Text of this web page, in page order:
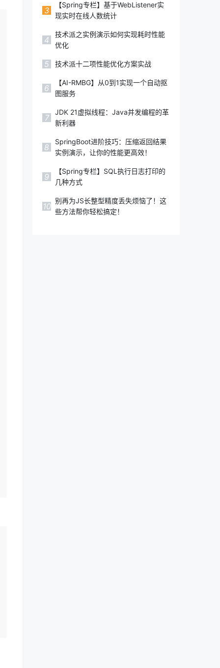
3
【Spring专栏】基于WebListener实
现实时在线人数统计
4
技术派之实例演示如何实现耗时性能
优化
5 技术派十二项性能优化方案实战
6
【AI-RMBG】从0到1实现一个自动抠
图服务
7
JDK 21虚拟线程：Java并发编程的革
新利器
8
SpringBoot进阶技巧：压缩返回结果
实例演示，让你的性能更高效！
9
【Spring专栏】SQL执行日志打印的
几种方式
10
别再为JS长整型精度丢失烦恼了！这
些方法帮你轻松搞定！